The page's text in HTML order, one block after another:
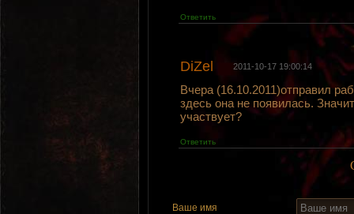
Ответить
DiZel 2011-10-17 19:00:14
Вчера (16.10.2011)отправил
здесь она не появилась.
участвует?
Ответить
Ваше имя